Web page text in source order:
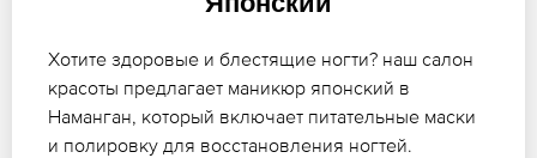
Хотите здоровые и блестящие ногти? наш салон
красоты предлагает маникюр японский в
Наманган, который включает питательные маски
и полировку для восстановления ногтей.